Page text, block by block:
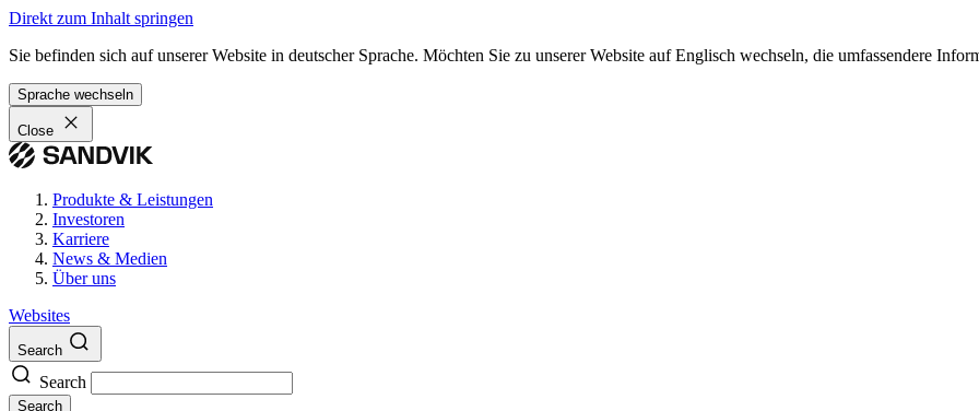
Direkt zum Inhalt springen
Sie befinden sich auf unserer Website in deutscher Sprache. Möchten Sie zu unserer Website auf Englisch wechseln, die umfassendere
Sprache wechseln
Close
Produkte & Leistungen
Investoren
Karriere
News & Medien
Über uns
Websites
Search
Search
Search